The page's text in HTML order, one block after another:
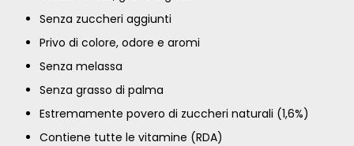
Senza zuccheri aggiunti
Privo di colore, odore e aromi
Senza melassa
Senza grasso di palma
Estremamente povero di zuccheri naturali (1,6%)
Contiene tutte le vitamine (RDA)